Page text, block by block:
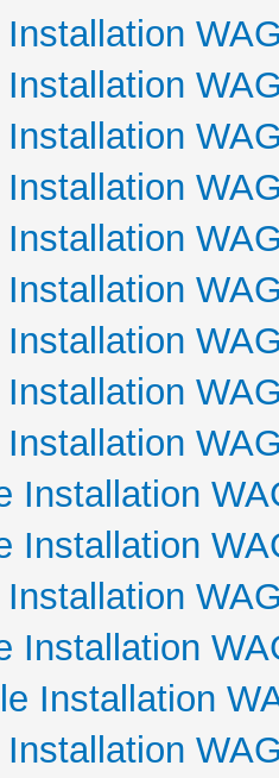
Installation
Installation
Installation
Installation